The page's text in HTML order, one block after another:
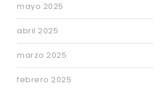
mayo 2025
abril 2025
marzo 2025
febrero 2025